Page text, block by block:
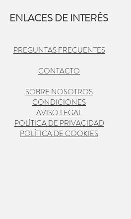
ENLACES DE INTERÉS
PREGUNTAS FRECUENTES
CONTACTO
SOBRE NOSOTROS
CONDICIONES
AVISO LEGAL
POLÍTICA DE PRIVACIDAD
POLÍTICA DE COOKIES